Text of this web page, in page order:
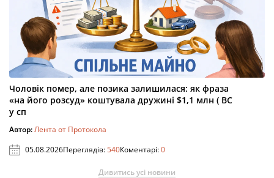
Чоловік помер, але позика залишилася: як фраза
«на його розсуд» коштувала дружині $1,1 млн ( ВС
у сп
Автор:Лента от Протокола
05.08.2026Переглядів:540Коментарі:0
Дивитись усі новини